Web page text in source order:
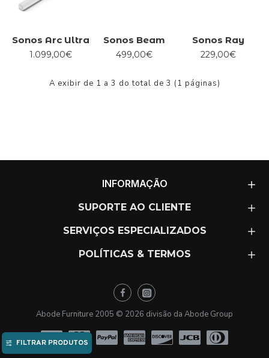
Sonos Arc Ultra
1.099,00€
Sonos Beam
499,00€
Sonos Ray
229,00€
A exibir de 1 a 3 do total de 3 (1 páginas)
INFORMAÇÃO
SUPORTE AO CLIENTE
SERVIÇOS ESPECIALIZADOS
POLÍTICAS & TERMOS
Abode Furniture 2005 © 2026 divisão da Abode Group
FILTRAR PRODUTOS